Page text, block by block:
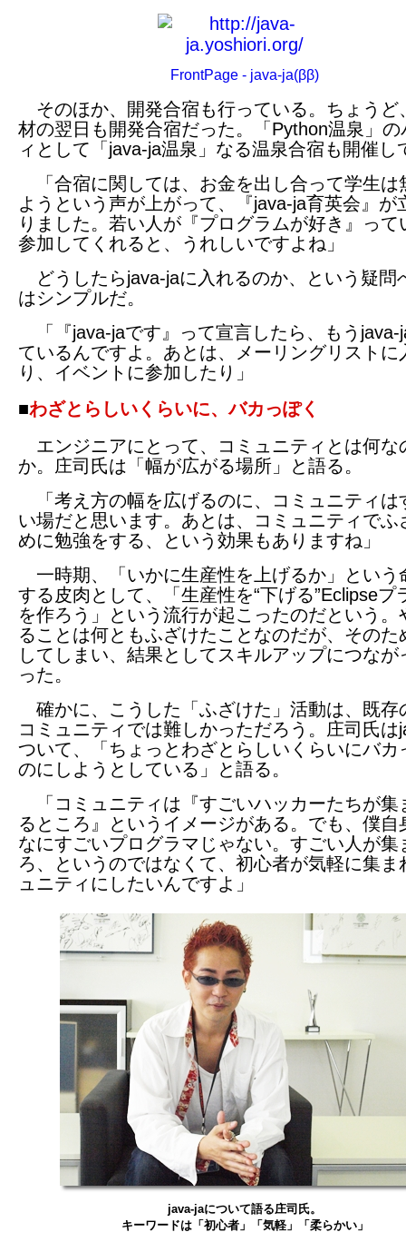
FrontPage - java-ja(ββ)
そのほか、開発合宿も行っている。ちょうど
材の翌日も開発合宿だった。「Python温泉」の
ィとして「java-ja温泉」なる温泉合宿も開催し
「合宿に関しては、お金を出し合って学生は
ようという声が上がって、『java-ja育英会』が
りました。若い人が『プログラムが好き』って
参加してくれると、うれしいですよね」
どうしたらjava-jaに入れるのか、という疑問
はシンプルだ。
「『java-jaです』って宣言したら、もうjava-
ているんですよ。あとは、メーリングリストに
り、イベントに参加したり」
■わざとらしいくらいに、バカっぽく
エンジニアにとって、コミュニティとは何な
か。庄司氏は「幅が広がる場所」と語る。
「考え方の幅を広げるのに、コミュニティは
い場だと思います。あとは、コミュニティでふ
めに勉強をする、という効果もありますね」
一時期、「いかに生産性を上げるか」という
する皮肉として、「生産性を“下げる”Eclipseプ
を作ろう」という流行が起こったのだという。
ることは何ともふざけたことなのだが、そのた
してしまい、結果としてスキルアップにつなが
った。
確かに、こうした「ふざけた」活動は、既存
コミュニティでは難しかっただろう。庄司氏は
ついて、「ちょっとわざとらしいくらいにバカ
のにしようとしている」と語る。
「コミュニティは『すごいハッカーたちが集
るところ』というイメージがある。でも、僕自
なにすごいプログラマじゃない。すごい人が集
ろ、というのではなくて、初心者が気軽に集ま
ュニティにしたいんですよ」
java-jaについて語る庄司氏。
キーワードは「初心者」「気軽」「柔らかい」